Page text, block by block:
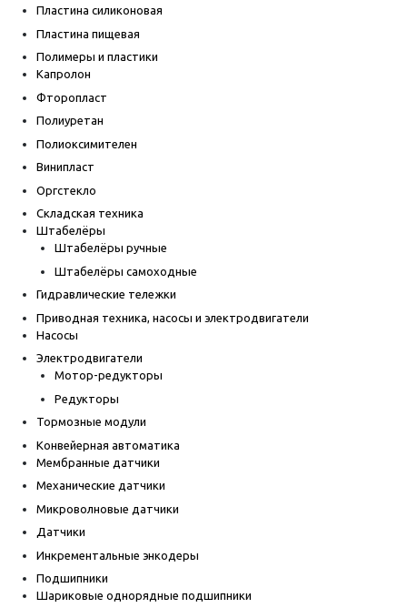
Пластина силиконовая
Пластина пищевая
Полимеры и пластики
Капролон
Фторопласт
Полиуретан
Полиоксимителен
Винипласт
Оргстекло
Складская техника
Штабелёры
Штабелёры ручные
Штабелёры самоходные
Гидравлические тележки
Приводная техника, насосы и электродвигатели
Насосы
Электродвигатели
Мотор-редукторы
Редукторы
Тормозные модули
Конвейерная автоматика
Мембранные датчики
Механические датчики
Микроволновые датчики
Датчики
Инкрементальные энкодеры
Подшипники
Шариковые однорядные подшипники